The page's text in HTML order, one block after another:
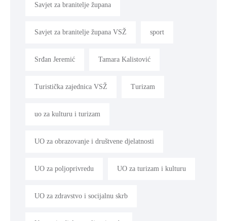
Savjet za branitelje župana
Savjet za branitelje župana VSŽ sport
Srđan Jeremić Tamara Kalistović
Turistička zajednica VSŽ Turizam
uo za kulturu i turizam
UO za obrazovanje i društvene djelatnosti
UO za poljoprivredu UO za turizam i kulturu
UO za zdravstvo i socijalnu skrb